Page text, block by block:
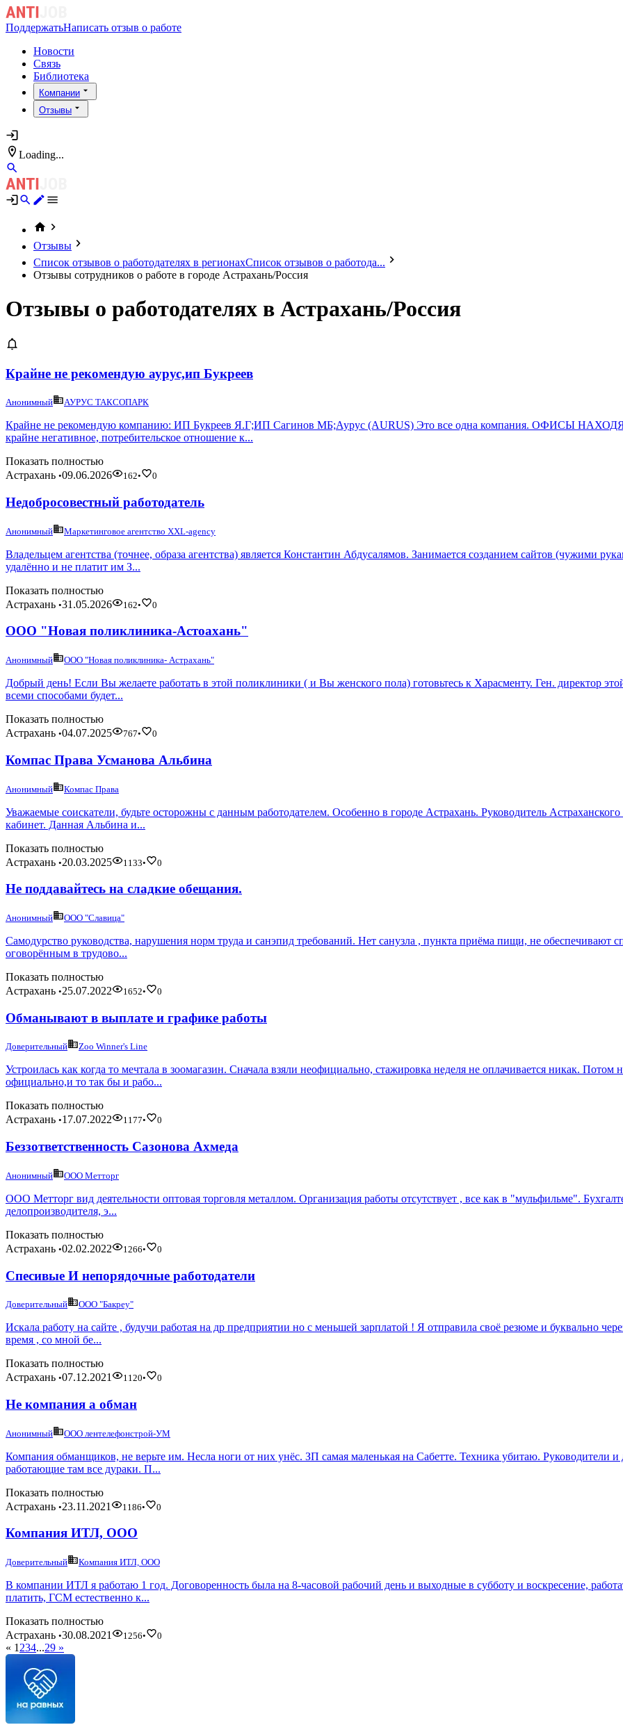
ПоддержатьНаписать отзыв о работе
Новости
Связь
Библиотека
Компании
Отзывы
Loading...
Отзывы
Список отзывов о работодателях в регионахСписок отзывов о работода...
Отзывы сотрудников о работе в городе Астрахань/Россия
Отзывы о работодателях в Астрахань/Россия
Крайне не рекомендую аурус,ип Букреев
Анонимный АУРУС ТАКСОПАРК
Крайне не рекомендую компанию: ИП Букреев Я.Г;ИП Сагинов МБ;Аурус (AURUS) Это все одна компания. ОФИСЫ
крайне негативное, потребительское отношение к...
Показать полностью
Астрахань •09.06.2026 162• 0
Недобросовестный работодатель
Анонимный Маркетинговое агентство XXL-agency
Владельцем агентства (точнее, образа агентства) является Константин Абдусалямов. Занимается созданием сайтов (чужими
удалённо и не платит им З...
Показать полностью
Астрахань •31.05.2026 162• 0
ООО "Новая поликлиника-Астоахань"
Анонимный ООО "Новая поликлиника- Астрахань"
Добрый день! Если Вы желаете работать в этой поликлиники ( и Вы женского пола) готовьтесь к Харасменту. ‎Ген. директор
всеми способами будет...
Показать полностью
Астрахань •04.07.2025 767• 0
Компас Права Усманова Альбина
Анонимный Компас Права
Уважаемые соискатели, будьте осторожны с данным работодателем. Особенно в городе Астрахань. Руководитель
кабинет. Данная Альбина и...
Показать полностью
Астрахань •20.03.2025 1133• 0
Не поддавайтесь на сладкие обещания.
Анонимный ООО "Славица"
Самодурство руководства, нарушения норм труда и санэпид требований. Нет санузла , пункта приёма пищи, не обеспечивают
оговорённым в трудово...
Показать полностью
Астрахань •25.07.2022 1652• 0
Обманывают в выплате и графике работы
Доверительный Zoo Winner's Line
Устроилась как когда то мечтала в зоомагазин. Сначала взяли неофициально, стажировка неделя не оплачивается никак.
официально,и то так бы и рабо...
Показать полностью
Астрахань •17.07.2022 1177• 0
Беззответственность Сазонова Ахмеда
Анонимный ООО Метторг
ООО Метторг вид деятельности оптовая торговля металлом. Организация работы отсутствует , все как в "мульфильме".
делопроизводителя, э...
Показать полностью
Астрахань •02.02.2022 1266• 0
Спесивые И непорядочные работодатели
Доверительный ООО "Бакреу"
Искала работу на сайте , будучи работая на др предприятии но с меньшей зарплатой ! Я отправила своё резюме и буквально
время , со мной бе...
Показать полностью
Астрахань •07.12.2021 1120• 0
Не компания а обман
Анонимный ООО лентелефонстрой-УМ
Компания обманщиков, не верьте им. Несла ноги от них унёс. ЗП самая маленькая на Сабетте. Техника убитаю. Руководители
работающие там все дураки. П...
Показать полностью
Астрахань •23.11.2021 1186• 0
Компания ИТЛ, ООО
Доверительный Компания ИТЛ, ООО
В компании ИТЛ я работаю 1 год. Договоренность была на 8-часовой рабочий день и выходные в субботу и воскресение,
платить, ГСМ естественно к...
Показать полностью
Астрахань •30.08.2021 1256• 0
« 1 234...29 »